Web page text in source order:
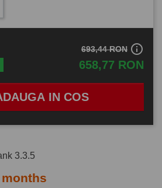
IN COS
658,77 RON
693,44 RON info_outline
months